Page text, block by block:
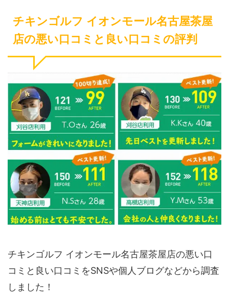
チキンゴルフ イオンモール名古屋茶屋
店の悪い口コミと良い口コミの評判
チキンゴルフ イオンモール名古屋茶屋店の悪い口
コミと良い口コミをSNSや個人ブログなどから調査
しました！